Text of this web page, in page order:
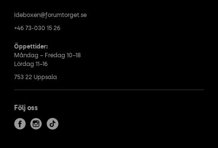
Ideboxen@forumtorget.se
+46 73-030 15 26
Öppettider:
Måndag – Fredag 10–18
Lördag 11–16
753 22 Uppsala
Följ oss
f
i
t